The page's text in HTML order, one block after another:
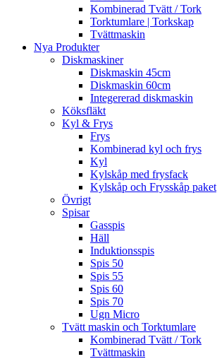
Kombinerad Tvätt / Tork
Torktumlare | Torkskap
Tvättmaskin
Nya Produkter
Diskmaskiner
Diskmaskin 45cm
Diskmaskin 60cm
Integererad diskmaskin
Köksfläkt
Kyl & Frys
Frys
Kombinerad kyl och frys
Kyl
Kylskåp med frysfack
Kylskåp och Frysskåp paket
Övrigt
Spisar
Gasspis
Häll
Induktionsspis
Spis 50
Spis 55
Spis 60
Spis 70
Ugn Micro
Tvätt maskin och Torktumlare
Kombinerad Tvätt / Tork
Tvättmaskin